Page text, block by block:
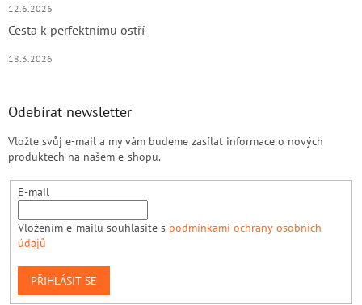
12.6.2026
Cesta k perfektnímu ostří
18.3.2026
Odebírat newsletter
Vložte svůj e-mail a my vám budeme zasílat informace o nových
produktech na našem e-shopu.
E-mail
Vložením e-mailu souhlasíte s podmínkami ochrany osobních
údajů
PŘIHLÁSIT SE